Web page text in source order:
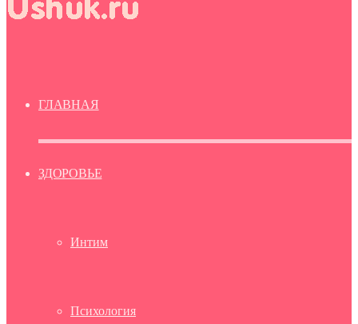
ГЛАВНАЯ
ЗДОРОВЬЕ
Интим
Психология